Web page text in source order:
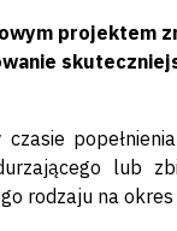
projektem
lub
rodzaju na